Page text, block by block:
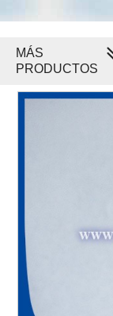
Polvo de
MÁS
PRODUCTOS